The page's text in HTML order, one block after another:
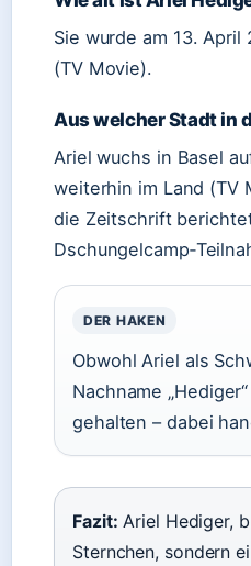
Sie wurde am 13.
(TV Movie).
Aus welcher Stadt in
Ariel wuchs in Basel
weiterhin im Land (TV
die Zeitschrift
DER HAKEN
Obwohl Ariel als
Nachname
gehalten – dabei
Fazit: Ariel Hediger,
Sternchen, sondern